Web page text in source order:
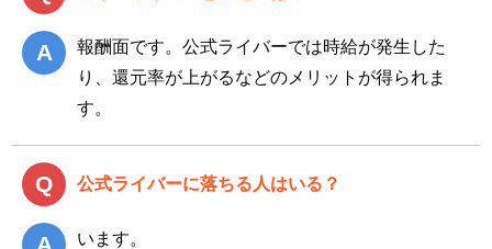
報酬面です。公式ライバーでは時給が発生した
り、還元率が上がるなどのメリットが得られま
す。
公式ライバーに落ちる人はいる？
います。